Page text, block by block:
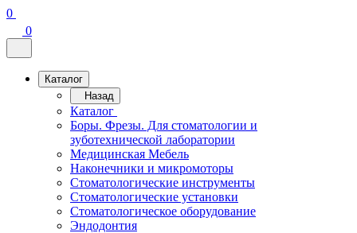
0
0
Каталог
Назад
Каталог
Боры. Фрезы. Для стоматологии и
зуботехнической лаборатории
Медицинская Мебель
Наконечники и микромоторы
Стоматологические инструменты
Стоматологические установки
Стоматологическое оборудование
Эндодонтия